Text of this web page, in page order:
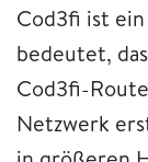
Cod3fi ist
bedeutet,
Cod3fi-
Netzwerk